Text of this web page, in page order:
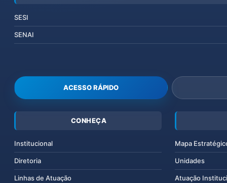
SESI
SENAI
ACESSO RÁPIDO
CONHEÇA
Institucional
Diretoria
Linhas de Atuação
Mapa
Unidades
Atuação